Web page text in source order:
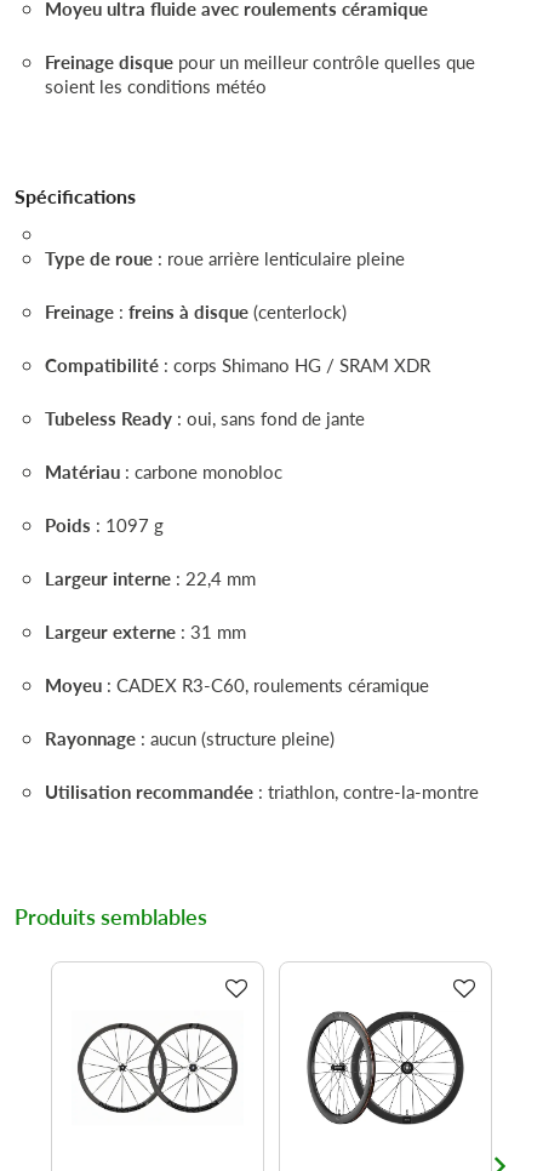
Moyeu ultra fluide avec roulements céramique
Freinage disque pour un meilleur contrôle quelles que
soient les conditions météo
Spécifications
Type de roue : roue arrière lenticulaire pleine
Freinage : freins à disque(centerlock)
Compatibilité : corps Shimano HG / SRAM XDR
Tubeless Ready : oui, sans fond de jante
Matériau : carbone monobloc
Poids : 1097 g
Largeur interne : 22,4 mm
Largeur externe : 31 mm
Moyeu : CADEX R3-C60, roulements céramique
Rayonnage : aucun (structure pleine)
Utilisation recommandée : triathlon, contre-la-montre
Produits semblables